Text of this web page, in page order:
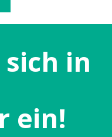
in
ein!